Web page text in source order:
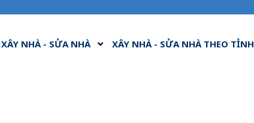
XÂY NHÀ - SỬA NHÀ XÂY NHÀ - SỬA NHÀ THEO TỈNH